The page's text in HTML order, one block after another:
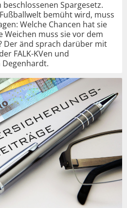
Spargesetz.
bemüht wird, muss
Welche Chancen hat sie
Weichen muss sie vor dem
Der änd sprach darüber mit
FALK-KVen und